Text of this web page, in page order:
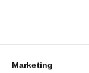
Marketing
HERE HOW WE